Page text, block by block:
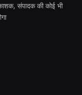
संपादक की कोई भी